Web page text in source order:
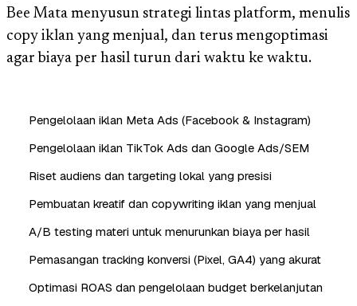
Bee Mata menyusun strategi lintas platform, menulis
copy iklan yang menjual, dan terus mengoptimasi
agar biaya per hasil turun dari waktu ke waktu.
Pengelolaan iklan Meta Ads (Facebook & Instagram)
Pengelolaan iklan TikTok Ads dan Google Ads/SEM
Riset audiens dan targeting lokal yang presisi
Pembuatan kreatif dan copywriting iklan yang menjual
A/B testing materi untuk menurunkan biaya per hasil
Pemasangan tracking konversi (Pixel, GA4) yang akurat
Optimasi ROAS dan pengelolaan budget berkelanjutan